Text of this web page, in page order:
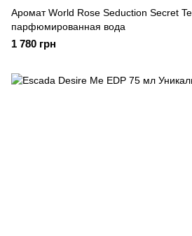
Аромат World Rose Seduction Secret
парфюмированная вода
1 780 грн